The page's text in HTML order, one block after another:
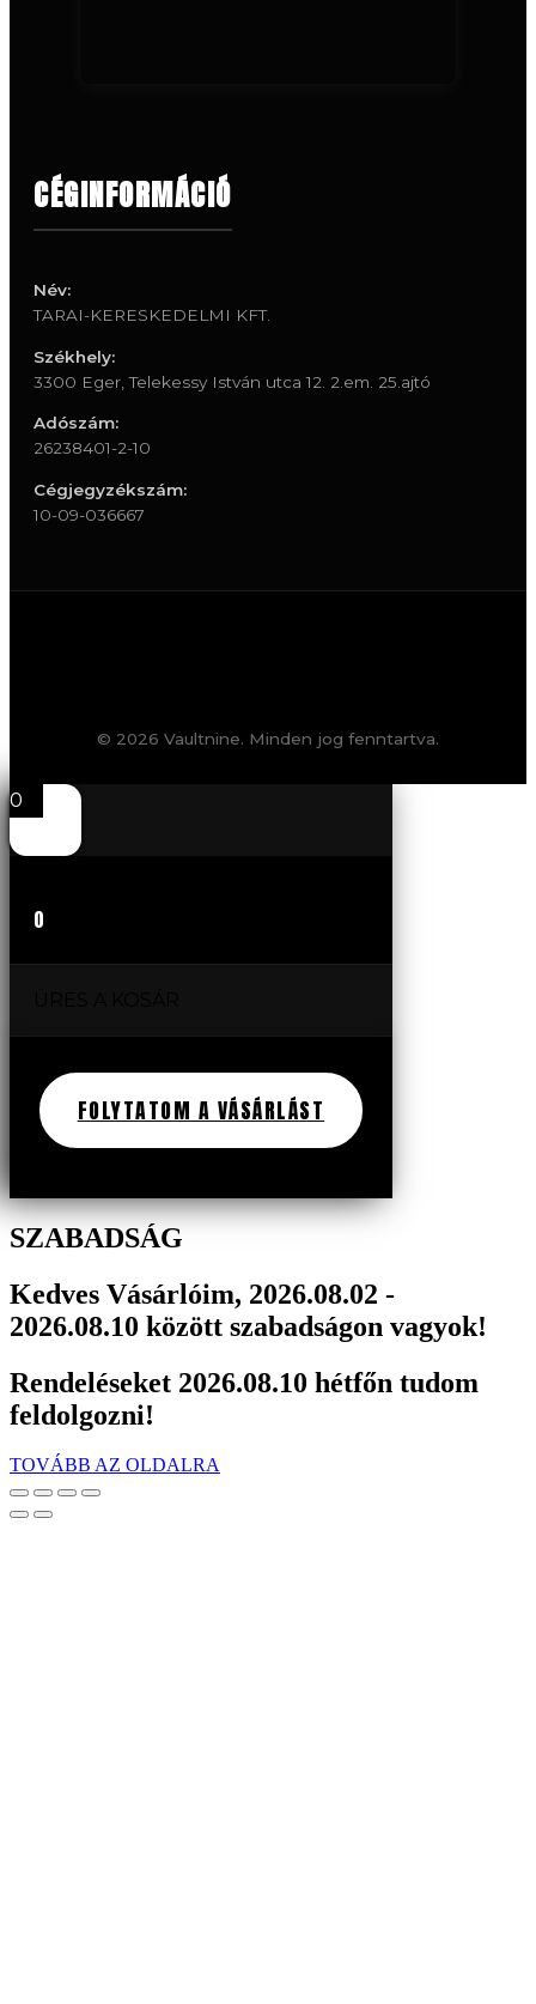
CÉGINFORMÁCIÓ
Név:
TARAI-KERESKEDELMI KFT.
Székhely:
3300 Eger, Telekessy István utca 12. 2.em. 25.ajtó
Adószám:
26238401-2-10
Cégjegyzékszám:
10-09-036667
© 2026 Vaultnine. Minden jog fenntartva.
0
0
FOLYTATOM A VÁSÁRLÁST
SZABADSÁG
Kedves Vásárlóim, 2026.08.02 -
2026.08.10 között szabadságon vagyok!
Rendeléseket 2026.08.10 hétfőn tudom
feldolgozni!
TOVÁBB AZ OLDALRA